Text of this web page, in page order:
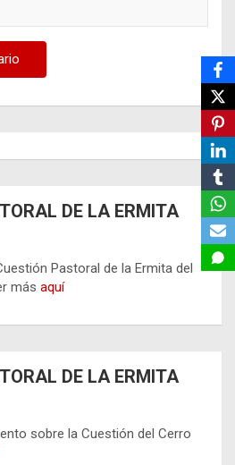
DE LA ERMITA
Pastoral de la Ermita del
más aquí
DE LA ERMITA
sobre la Cuestión del Cerro